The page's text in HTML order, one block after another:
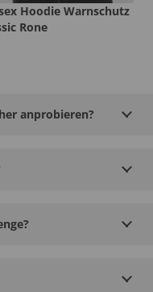
Hoodie Warnschutz
Rone
anprobieren?